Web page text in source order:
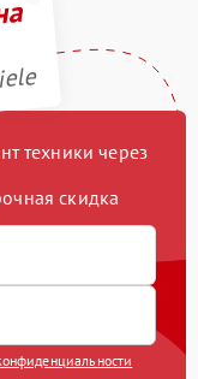
техники через
скидка